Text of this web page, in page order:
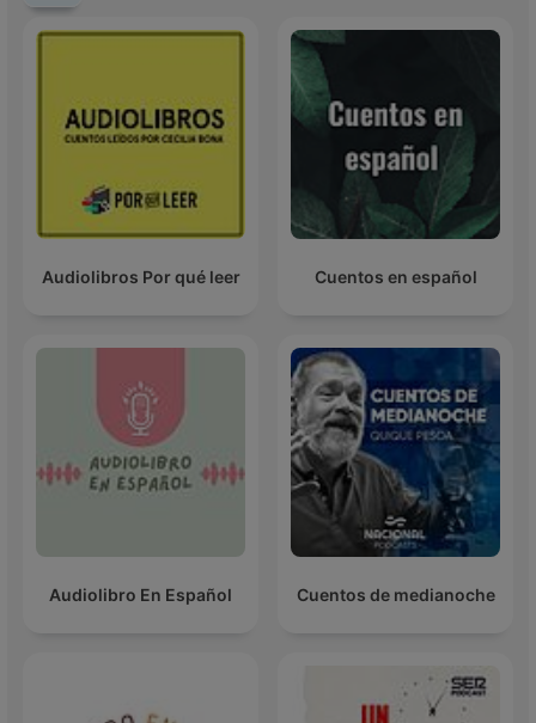
Audiolibros Por qué leer Cuentos en español
Audiolibro En Español Cuentos de medianoche